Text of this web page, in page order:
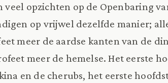
opzichten op de Openbaring
op vrijwel dezelfde manier;
meer de aardse kanten van de
meer de hemelse. Het eerste
en de cherubs, het eerste